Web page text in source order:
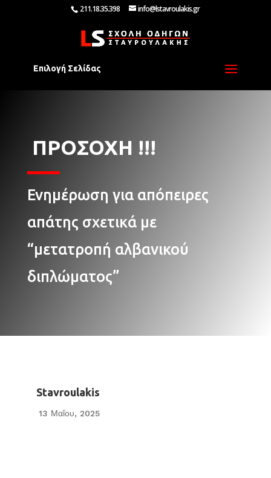
211.18.35.398 info@lstavroulakis.gr
Επιλογή Σελίδας
ΠΡΟΣΟΧΗ !!!
Ενημέρωση για απόπειρες
απάτης σχετικά με
“μετατροπή αλβανικού
διπλώματος”
Stavroulakis
13 Μαΐου, 2025